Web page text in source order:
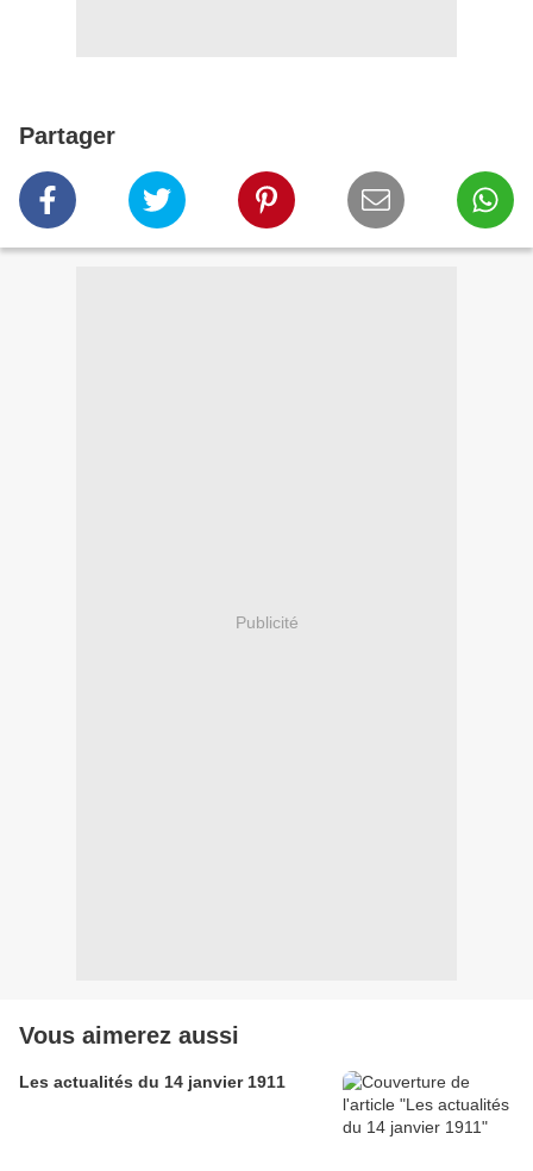
Partager
Publicité
Vous aimerez aussi
Les actualités du 14 janvier 1911